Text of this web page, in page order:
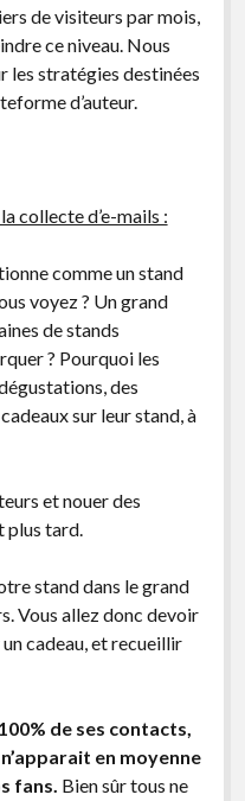
de visiteurs par mois,
ce niveau. Nous
les stratégies destinées
d’auteur.
collecte d’e-mails :
comme un stand
voyez ? Un grand
de stands
? Pourquoi les
des
sur leur stand, à
et nouer des
plus tard.
stand dans le grand
Vous allez donc devoir
cadeau, et recueillir
de ses contacts,
en moyenne
fans. Bien sûr tous ne